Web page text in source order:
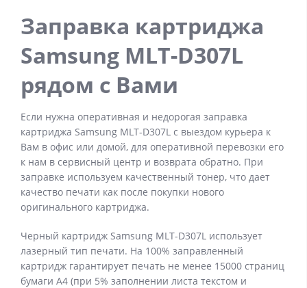
Заправка картриджа
Samsung MLT-D307L
рядом с Вами
Если нужна оперативная и недорогая заправка
картриджа Samsung MLT-D307L с выездом курьера к
Вам в офис или домой, для оперативной перевозки его
к нам в сервисный центр и возврата обратно. При
заправке используем качественный тонер, что дает
качество печати как после покупки нового
оригинального картриджа.
Черный картридж Samsung MLT-D307L использует
лазерный тип печати. На 100% заправленный
картридж гарантирует печать не менее 15000 страниц
бумаги А4 (при 5% заполнении листа текстом и